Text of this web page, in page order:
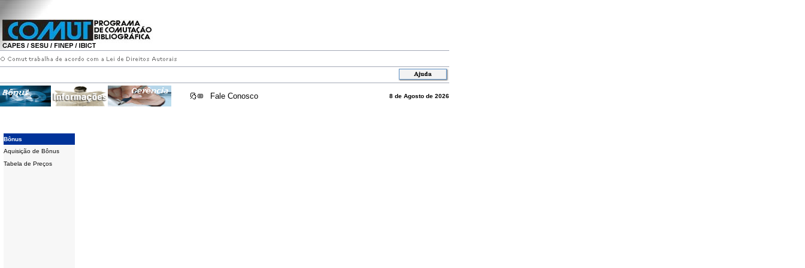
Fale Conosco 8 de Agosto de 2026
Bônus
Aquisição de Bônus
Tabela de Preços